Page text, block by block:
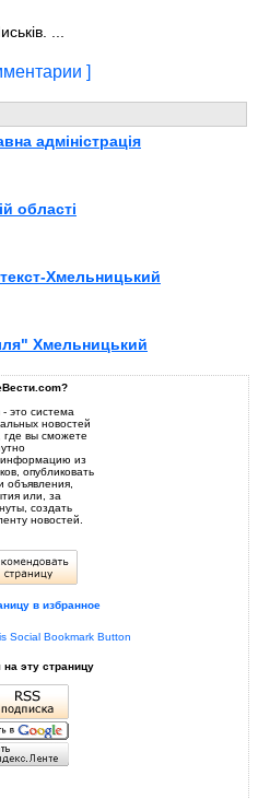
...
]
адміністрація
області
Хмельницький
Хмельницький
это система
новостей
где вы сможете
из
опубликовать
объявления,
или, за
создать
новостей.
в избранное
на эту страницу